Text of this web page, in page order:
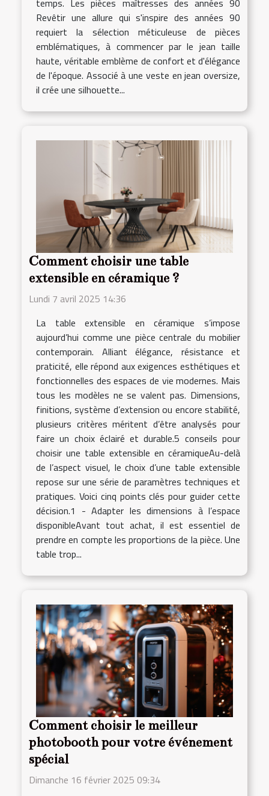
Revêtir une allure qui s'inspire des années 90
requiert la sélection méticuleuse de pièces
emblématiques, à commencer par le jean taille
haute, véritable emblème de confort et d'élégance
de l'époque. Associé à une veste en jean oversize,
il crée une silhouette...
Comment choisir une table
extensible en céramique ?
Lundi 7 avril 2025 14:36
La table extensible en céramique s’impose
aujourd’hui comme une pièce centrale du mobilier
contemporain. Alliant élégance, résistance et
praticité, elle répond aux exigences esthétiques et
fonctionnelles des espaces de vie modernes. Mais
tous les modèles ne se valent pas. Dimensions,
finitions, système d’extension ou encore stabilité,
plusieurs critères méritent d’être analysés pour
faire un choix éclairé et durable.5 conseils pour
choisir une table extensible en céramiqueAu-delà
de l’aspect visuel, le choix d’une table extensible
repose sur une série de paramètres techniques et
pratiques. Voici cinq points clés pour guider cette
décision.1 - Adapter les dimensions à l’espace
disponibleAvant tout achat, il est essentiel de
prendre en compte les proportions de la pièce. Une
table trop...
Comment choisir le meilleur
photobooth pour votre événement
spécial
Dimanche 16 février 2025 09:34